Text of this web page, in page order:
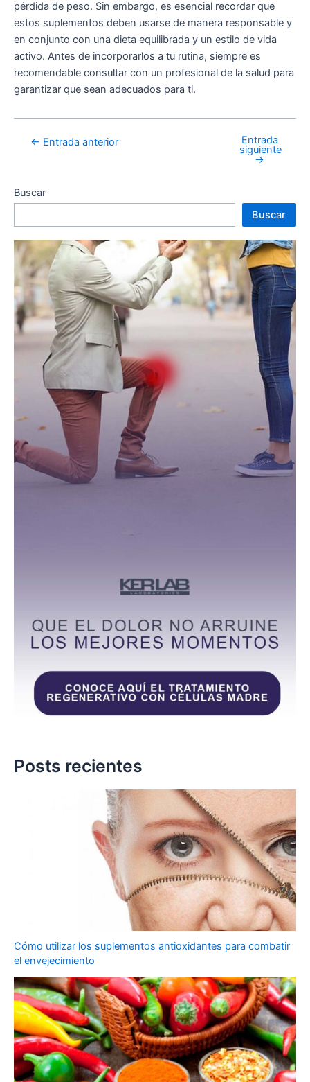
pérdida de peso. Sin embargo, es esencial recordar que
estos suplementos deben usarse de manera responsable y
en conjunto con una dieta equilibrada y un estilo de vida
activo. Antes de incorporarlos a tu rutina, siempre es
recomendable consultar con un profesional de la salud para
garantizar que sean adecuados para ti.
← Entrada anterior Entrada
siguiente
→
Buscar
Buscar
Posts recientes
Cómo utilizar los suplementos antioxidantes para combatir
el envejecimiento